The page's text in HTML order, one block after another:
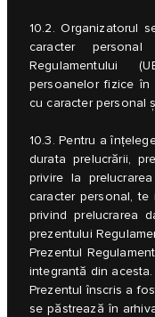
10.2. Organizatorul
caracter
Regulamentului
persoanelor fizice în
cu caracter personal
10.3. Pentru a
durata prelucrării,
privire la
caracter personal,
privind prelucrarea
prezentului
Prezentul
integrantă din acesta.
Prezentul înscris a
se păstrează în